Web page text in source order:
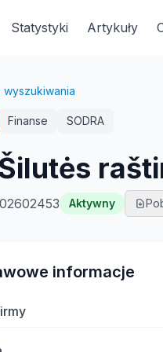
Statystyki Artykuły
Finanse SODRA
Aktywny
informacje